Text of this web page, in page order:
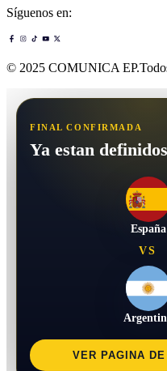
Síguenos en:
© 2025 COMUNICA
FINAL CONFIRMADA
Ya estan
España
VS
VER PAGINA